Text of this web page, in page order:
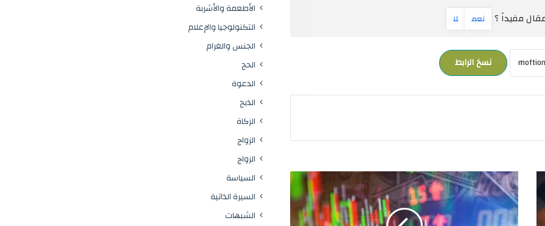
مفيداً ؟ نعم لا
نسخ الرابط
ت
ح
و
ي
الأطعمة والأشربة
التكنولوجيا والإعلام
الجنس والغرام
الحج
الدعوة
الذبح
الزكاة
الزواج
الزواج
السياسة
السيرة الذاتية
الشبهات